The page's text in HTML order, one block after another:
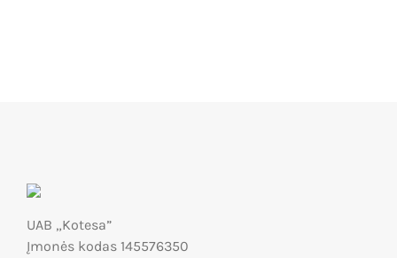
UAB „Kotesa”
Įmonės kodas 145576350